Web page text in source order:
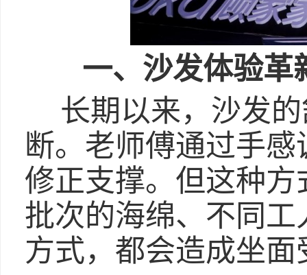
一、沙发体验革
长期以来，沙发
断。老师傅通过手
修正支撑。但这种
批次的海绵、不同
方式，都会造成坐